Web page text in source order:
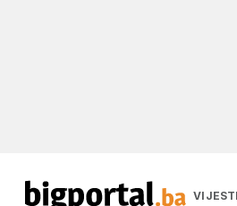
VIJESTI